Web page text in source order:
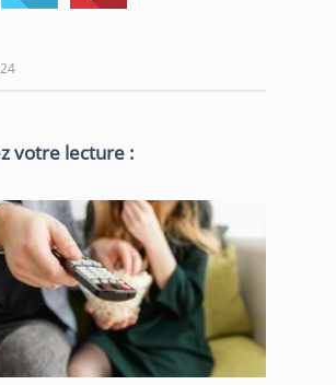
votre lecture :